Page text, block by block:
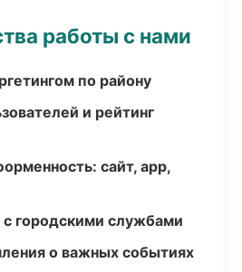
работы с нами
по району
и рейтинг
сайт, app,
с городскими службами
о важных событиях